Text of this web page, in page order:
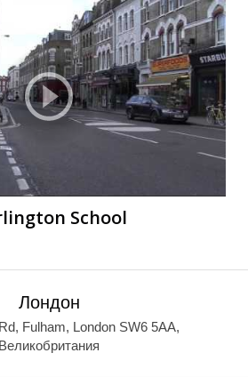
School
Лондон
Fulham, London SW6 5AA,
Великобритания